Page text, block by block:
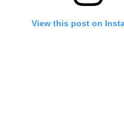
View this post on